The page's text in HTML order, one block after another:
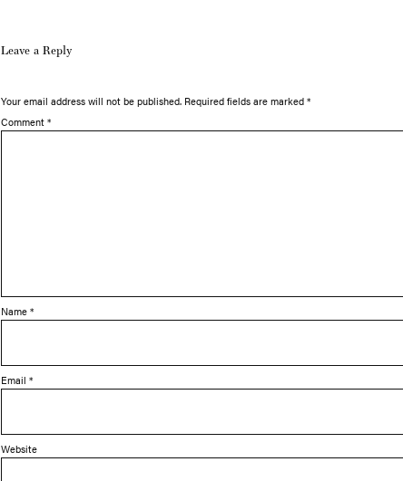
Leave a Reply
Your email address will not be published. Required fields are marked *
Comment *
Name *
Email *
Website